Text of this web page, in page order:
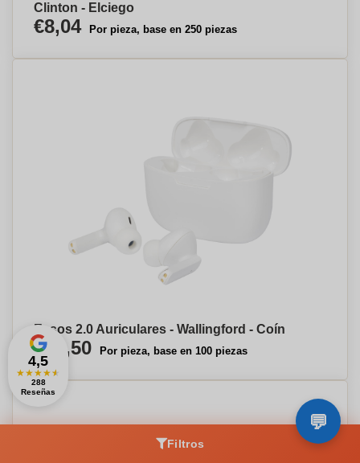
Clinton - Elciego
€8,04 Por pieza, base en 250 piezas
Essos 2.0 Auriculares - Wallingford - Coín
€13,50 Por pieza, base en 100 piezas
Filtros
4,5
★★★★★
288
Reseñas